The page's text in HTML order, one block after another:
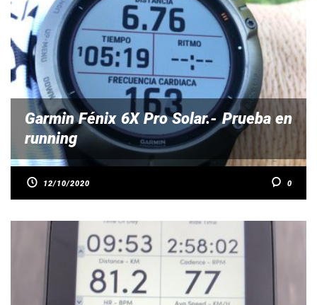
Garmin Fénix 6X Pro Solar.- Prueba en
running
12/10/2020 0